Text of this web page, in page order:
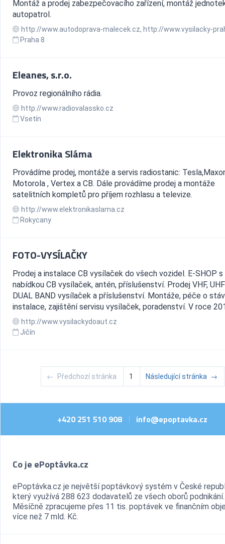
Montáž a prodej zabezpečovacího zařízení, montáž
autopatrol.
http://www.autodoprava-malecek.cz, http://www.vysilacky-
Praha 8
Eleanes, s.r.o.
Provoz regionálního rádia.
http://www.radiovalassko.cz
Vsetín
Elektronika Sláma
Provádíme prodej, montáže a servis radiostanic:
Motorola , Vertex a CB. Dále provádíme prodej a montáže
satelitních kompletů pro příjem rozhlasu a televize.
http://www.elektronikaslama.cz
Rokycany
FOTO-VYSÍLAČKY
Prodej a instalace CB vysílaček do všech vozidel. E-SHOP s
nabídkou CB vysílaček, antén, příslušenství. Prodej VHF,
DUAL BAND vysílaček a příslušenství. Montáže, péče o
instalace, zajištění servisu vysílaček, poradenství. V roce
http://www.vysilackydoaut.cz
Jičín
← Předchozí stránka 1 Následující stránka →
+420 251 510 908 | info@epoptavka.cz
Co je ePoptávka.cz
ePoptávka.cz je největší poptávkový systém v České
který využívá 288 623 dodavatelů ze všech oborů podnikání.
Měsíčně zpracujeme přes 11 tis. poptávek ve finančním
více než 7 mld. Kč.